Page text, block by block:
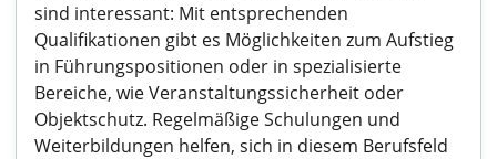
sind interessant: Mit entsprechenden
Qualifikationen gibt es Möglichkeiten zum Aufstieg
in Führungspositionen oder in spezialisierte
Bereiche, wie Veranstaltungssicherheit oder
Objektschutz. Regelmäßige Schulungen und
Weiterbildungen helfen, sich in diesem Berufsfeld